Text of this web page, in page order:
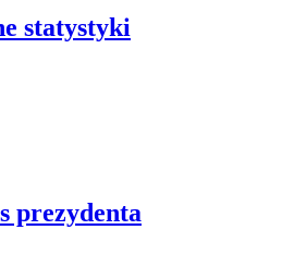
statystyki
prezydenta